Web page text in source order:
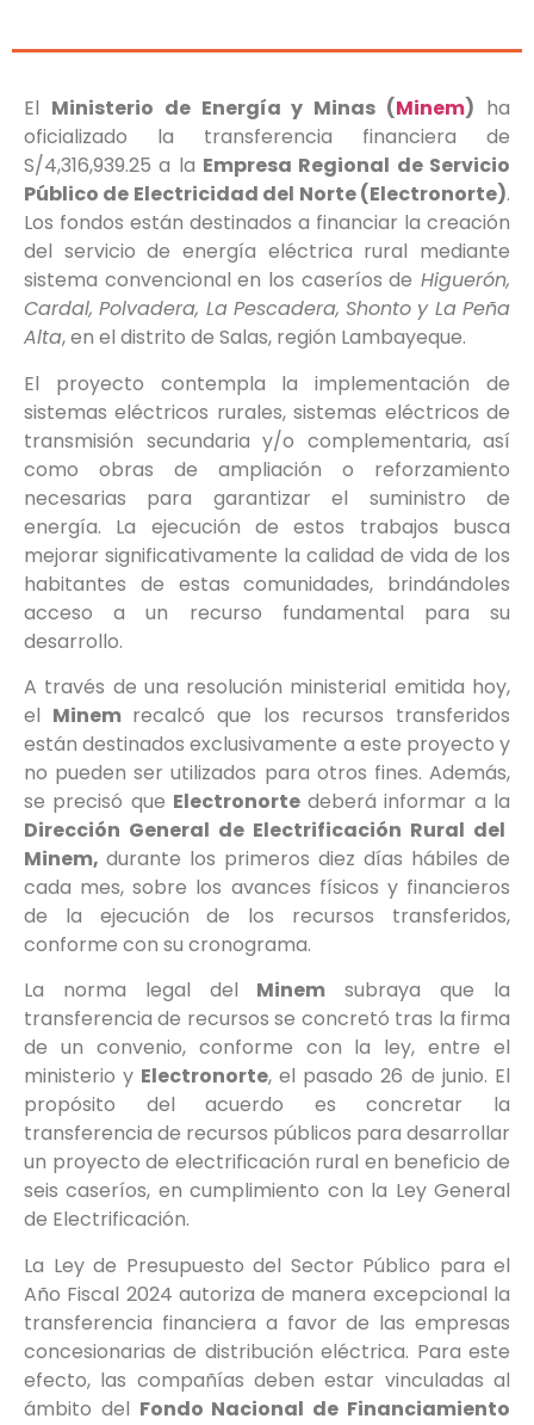
El Ministerio de Energía y Minas (Minem) ha
oficializado la transferencia financiera de
S/4,316,939.25 a la Empresa Regional de Servicio
Público de Electricidad del Norte (Electronorte).
Los fondos están destinados a financiar la creación
del servicio de energía eléctrica rural mediante
sistema convencional en los caseríos de Higuerón,
Cardal, Polvadera, La Pescadera, Shonto y La Peña
Alta, en el distrito de Salas, región Lambayeque.
El proyecto contempla la implementación de
sistemas eléctricos rurales, sistemas eléctricos de
transmisión secundaria y/o complementaria, así
como obras de ampliación o reforzamiento
necesarias para garantizar el suministro de
energía. La ejecución de estos trabajos busca
mejorar significativamente la calidad de vida de los
habitantes de estas comunidades, brindándoles
acceso a un recurso fundamental para su
desarrollo.
A través de una resolución ministerial emitida hoy,
el Minem recalcó que los recursos transferidos
están destinados exclusivamente a este proyecto y
no pueden ser utilizados para otros fines. Además,
se precisó que Electronorte deberá informar a la
Dirección General de Electrificación Rural del
Minem, durante los primeros diez días hábiles de
cada mes, sobre los avances físicos y financieros
de la ejecución de los recursos transferidos,
conforme con su cronograma.
La norma legal del Minem subraya que la
transferencia de recursos se concretó tras la firma
de un convenio, conforme con la ley, entre el
ministerio y Electronorte, el pasado 26 de junio. El
propósito del acuerdo es concretar la
transferencia de recursos públicos para desarrollar
un proyecto de electrificación rural en beneficio de
seis caseríos, en cumplimiento con la Ley General
de Electrificación.
La Ley de Presupuesto del Sector Público para el
Año Fiscal 2024 autoriza de manera excepcional la
transferencia financiera a favor de las empresas
concesionarias de distribución eléctrica. Para este
efecto, las compañías deben estar vinculadas al
ámbito del Fondo Nacional de Financiamiento